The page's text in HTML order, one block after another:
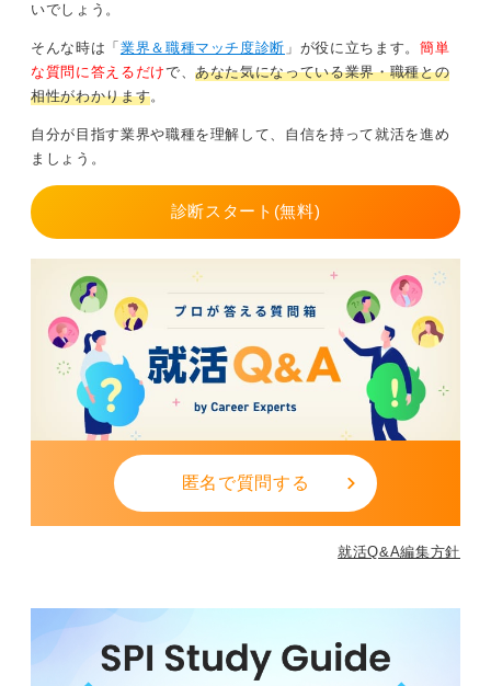
ます。
いでしょう。
そんな時は「 業界＆職種マッチ度診断 」が役に立ちます。 簡単
な質問に答えるだけで、あなた気になっている業界・職種との
相性がわかります。
自分が目指す業界や職種を理解して、自信を持って就活を進め
ましょう。
診断スタート(無料)
匿名で質問する
就活Q&A編集方針